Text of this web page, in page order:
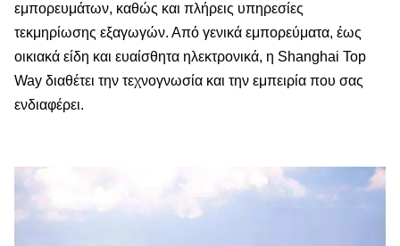
εμπορευμάτων, καθώς και πλήρεις υπηρεσίες
τεκμηρίωσης εξαγωγών. Από γενικά εμπορεύματα, έως
οικιακά είδη και ευαίσθητα ηλεκτρονικά, η Shanghai Top
Way διαθέτει την τεχνογνωσία και την εμπειρία που σας
ενδιαφέρει.